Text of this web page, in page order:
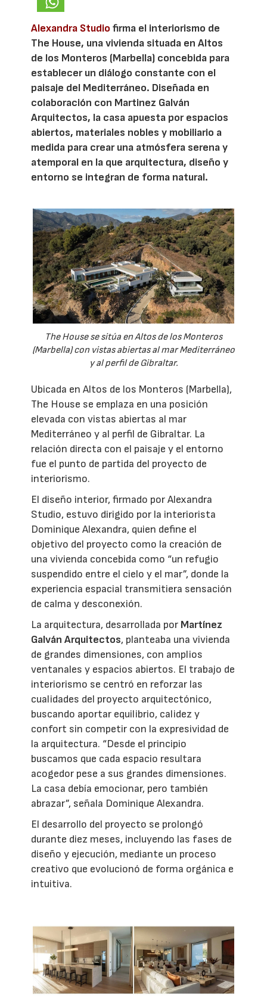
Alexandra Studio firma el interiorismo de
The House, una vivienda situada en Altos
de los Monteros (Marbella) concebida para
establecer un diálogo constante con el
paisaje del Mediterráneo. Diseñada en
colaboración con Martinez Galván
Arquitectos, la casa apuesta por espacios
abiertos, materiales nobles y mobiliario a
medida para crear una atmósfera serena y
atemporal en la que arquitectura, diseño y
entorno se integran de forma natural.
The House se sitúa en Altos de los Monteros
(Marbella) con vistas abiertas al mar Mediterráneo
y al perfil de Gibraltar.
Ubicada en Altos de los Monteros (Marbella),
The House se emplaza en una posición
elevada con vistas abiertas al mar
Mediterráneo y al perfil de Gibraltar. La
relación directa con el paisaje y el entorno
fue el punto de partida del proyecto de
interiorismo.
El diseño interior, firmado por Alexandra
Studio, estuvo dirigido por la interiorista
Dominique Alexandra, quien define el
objetivo del proyecto como la creación de
una vivienda concebida como “un refugio
suspendido entre el cielo y el mar”, donde la
experiencia espacial transmitiera sensación
de calma y desconexión.
La arquitectura, desarrollada por Martínez
Galván Arquitectos, planteaba una vivienda
de grandes dimensiones, con amplios
ventanales y espacios abiertos. El trabajo de
interiorismo se centró en reforzar las
cualidades del proyecto arquitectónico,
buscando aportar equilibrio, calidez y
confort sin competir con la expresividad de
la arquitectura. “Desde el principio
buscamos que cada espacio resultara
acogedor pese a sus grandes dimensiones.
La casa debía emocionar, pero también
abrazar”, señala Dominique Alexandra.
El desarrollo del proyecto se prolongó
durante diez meses, incluyendo las fases de
diseño y ejecución, mediante un proceso
creativo que evolucionó de forma orgánica e
intuitiva.